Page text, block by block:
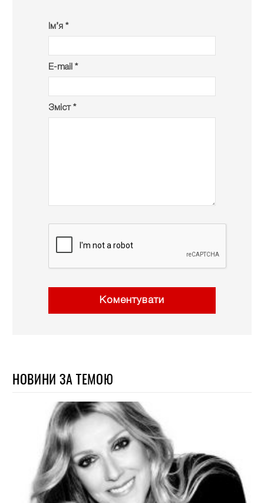
Ім’я *
E-mail *
Зміст *
Коментувати
НОВИНИ ЗА ТЕМОЮ